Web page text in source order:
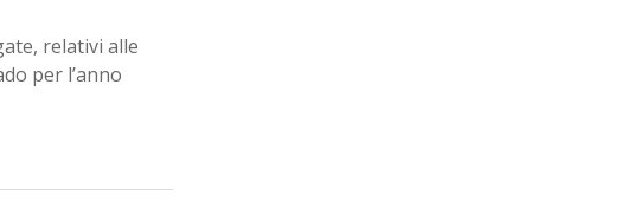
relativi alle
per l’anno